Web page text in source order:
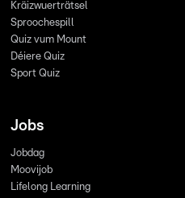
Kräizwuerträtsel
Sproochespill
Quiz vum Mount
Déiere Quiz
Sport Quiz
Jobs
Jobdag
Moovijob
Lifelong Learning